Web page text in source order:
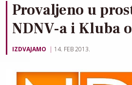
Provaljeno u
NDNV-a i Kluba
IZDVAJAMO 14. FEB 2013.